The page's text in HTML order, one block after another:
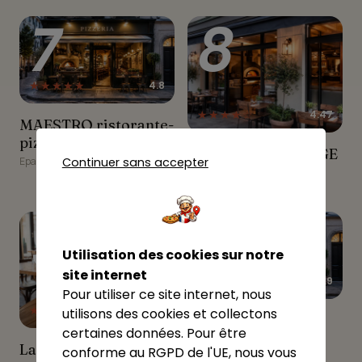
MAESTRO ristorante-
7
★★★★★ 4.8
MAESTRO ristorante-
pizzeria
Epagny Metz-Tessy
8
★★★★☆ 4.47
BOULANGERIE ANGE
Epagny Metz-Tessy
La pizzaiola d'Epagny
9
★★★★☆ 4.43
La pizzaiola d'Epagny
MAPP Restaurant Pringy
10 3.9
MAPP Restaurant
Pringy
Epagny Metz-Tessy
Continuer sans accepter
Utilisation des cookies sur notre
site internet
Pour utiliser ce site internet, nous
utilisons des cookies et collectons
certaines données. Pour être
conforme au RGPD de l'UE, nous vous